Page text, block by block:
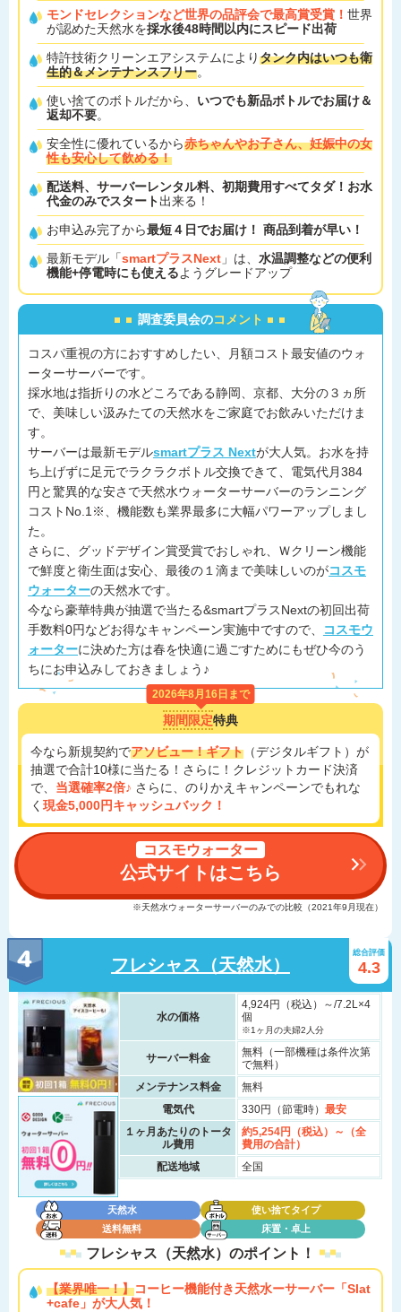
モンドセレクションなど世界の品評会で最高賞受賞！ 世界
が認めた天然水を採水後48時間以内にスピード出荷
特許技術クリーンエアシステムにより タンク内はいつも衛
生的＆メンテナンスフリー。
使い捨てのボトルだから、 いつでも新品ボトルでお届け＆
返却不要。
安全性に優れているから赤ちゃんやお子さん、妊娠中の女
性も安心して飲める！
配送料、サーバーレンタル料、初期費用すべてタダ！お水
代金のみでスタート 出来る！
お申込み完了から最短４日でお届け！ 商品到着が早い！
最新モデル「 smartプラスNext 」は、 水温調整などの便利
機能+停電時にも使えるようグレードアップ
調査委員会のコメント
コスパ重視の方におすすめしたい、月額コスト最安値のウォ
ーターサーバーです。
採水地は指折りの水どころである静岡、京都、大分の３ヵ所
で、美味しい汲みたての天然水をご家庭でお飲みいただけま
す。
サーバーは最新モデルsmartプラス Nextが大人気。お水を持
ち上げずに足元でラクラクボトル交換できて、電気代月384
円と驚異的な安さで天然水ウォーターサーバーのランニング
コストNo.1※、機能数も業界最多に大幅パワーアップしまし
た。
さらに、グッドデザイン賞受賞でおしゃれ、Ｗクリーン機能
で鮮度と衛生面は安心、最後の１滴まで美味しいのがコスモ
ウォーターの天然水です。
今なら豪華特典が抽選で当たる&smartプラスNextの初回出荷
手数料0円などお得なキャンペーン実施中ですので、
コスモウ
ォーターに決めた方は春を快適に過ごすためにもぜひ今のう
ちにお申込みしておきましょう♪
2026年8月16日まで
期間限定特典
今なら新規契約でアソビュー！ギフト （デジタルギフト）が
抽選で合計10様に当たる！さらに！クレジットカード決済
で、 当選確率2倍♪ さらに、のりかえキャンペーンでもれな
く 現金5,000円キャッシュバック！
コスモウォーター
公式サイトはこちら
※天然水ウォーターサーバーのみでの比較（2021年9月現在）
フレシャス（天然水）
総合評価
4.3
天然水
使い捨てタイプ
送料無料
床置・卓上
水の価格
4,924円（税込）～/7.2L×4
個
※1ヶ月の夫婦2人分
サーバー料金
無料（一部機種は条件次第
で無料）
メンテナンス料金
無料
電気代
330円（節電時）最安
１ヶ月あたりのトータ
ル費用
約5,254円（税込）～（全
費用の合計）
配送地域
全国
フレシャス（天然水）のポイント！
【業界唯一！】コーヒー機能付き天然水ーサーバー「Slat
+cafe」が大人気！